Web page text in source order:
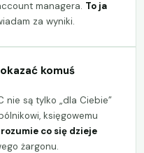
managera. To ja
za wyniki.
komuś
nie są tylko „dla Ciebie”
księgowemu
co się dzieje
żargonu.